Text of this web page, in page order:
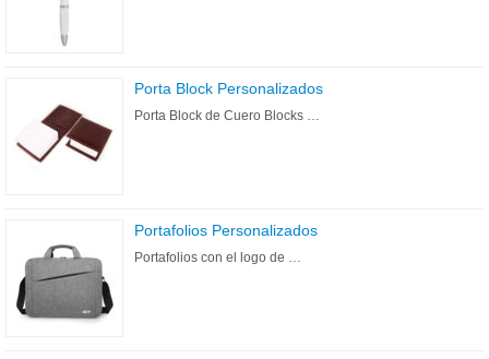
Porta Block Personalizados
Porta Block de Cuero Blocks …
Portafolios Personalizados
Portafolios con el logo de …